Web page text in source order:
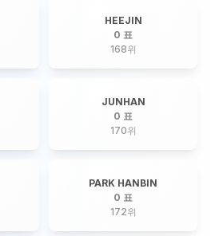
HEEJIN
0 표
168위
JUNHAN
0 표
170위
PARK HANBIN
0 표
172위